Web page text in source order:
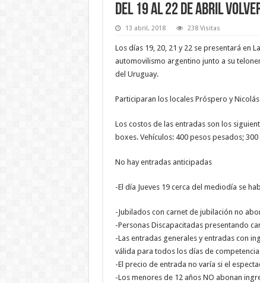
Del 19 al 22 de abril
13 abril, 2018 238 Visitas
Los días 19, 20, 21 y 22 se presentará en
automovilismo argentino junto a su
del Uruguay.
Participaran los locales Próspero y
Los costos de las entradas son los
boxes. Vehículos: 400 pesos pesados;
No hay entradas anticipadas
-El día Jueves 19 cerca del mediodía se
-Jubilados con carnet de jubilación no
-Personas Discapacitadas presentando
-Las entradas generales y entradas con
válida para todos los días de
-El precio de entrada no varía si el
-Los menores de 12 años NO abonan